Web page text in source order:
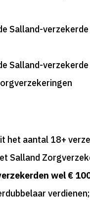
Salland-verzekerde
Salland-verzekerde
het aantal 18+
Salland
wel €